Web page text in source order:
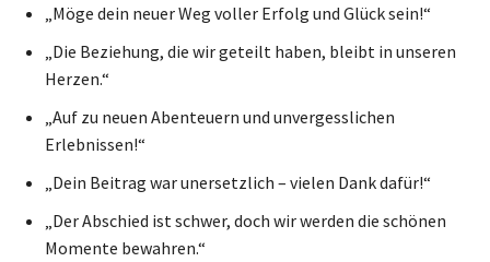
„Möge dein neuer Weg voller Erfolg und Glück sein!“
„Die Beziehung, die wir geteilt haben, bleibt in unseren
Herzen.“
„Auf zu neuen Abenteuern und unvergesslichen
Erlebnissen!“
„Dein Beitrag war unersetzlich – vielen Dank dafür!“
„Der Abschied ist schwer, doch wir werden die schönen
Momente bewahren.“